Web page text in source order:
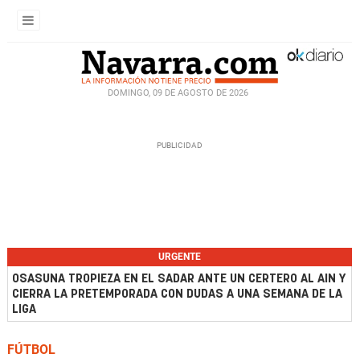
DOMINGO, 09 DE AGOSTO DE 2026
URGENTE
OSASUNA TROPIEZA EN EL SADAR ANTE UN CERTERO AL AIN Y
CIERRA LA PRETEMPORADA CON DUDAS A UNA SEMANA DE LA
LIGA
FÚTBOL